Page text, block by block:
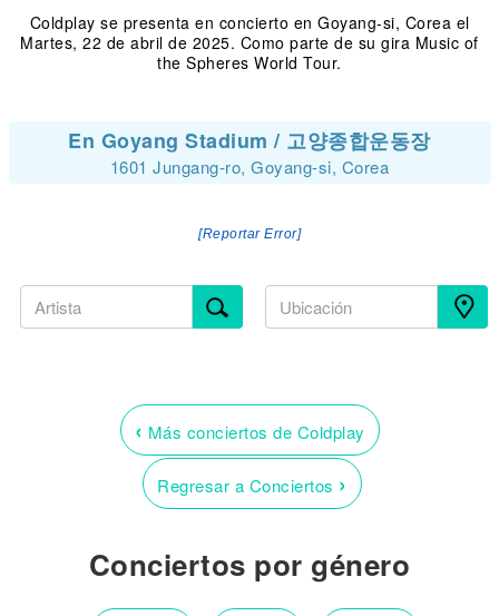
Coldplay se presenta en concierto en Goyang-si, Corea el
Martes, 22 de abril de 2025. Como parte de su gira Music of
the Spheres World Tour.
En Goyang Stadium / 고양종합운동장
1601 Jungang-ro, Goyang-si, Corea
[Reportar Error]
‹ Más conciertos de Coldplay
Regresar a Conciertos ›
Conciertos por género